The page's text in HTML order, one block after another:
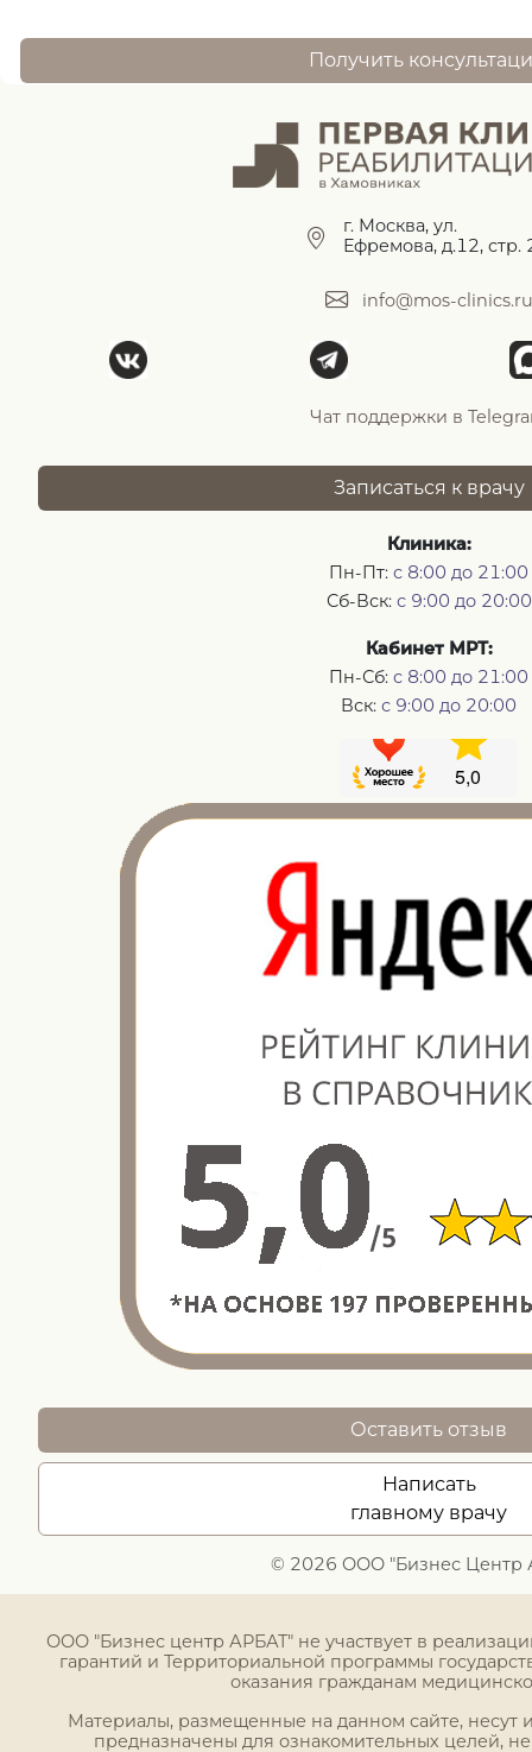
Получить
г. Москва, ул.
Ефремова, д.12, стр.
info@mos-clinics.ru
Чат поддержки в
Записаться к врачу
Клиника:
Пн-Пт: с 8:00 до 21:00
Сб-Вск: с 9:00 до 20:00
Кабинет МРТ:
Пн-Сб: с 8:00 до 21:00
Вск: с 9:00 до 20:00
© 2026 ООО "Бизнес Центр
Оставить отзыв
Написать
главному врачу
ООО "Бизнес центр АРБАТ" не участвует в
гарантий и Территориальной программы
оказания гражданам
Материалы, размещенные на данном сайте,
предназначены для ознакомительных целей,